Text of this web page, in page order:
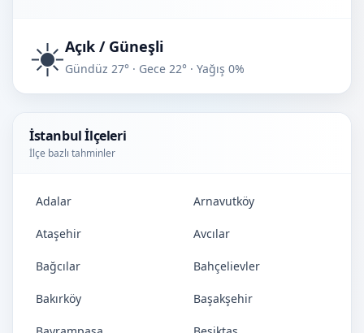
☀️Açık / Güneşli
Gündüz 27° · Gece 22° · Yağış 0%
İstanbul İlçeleri
İlçe bazlı tahminler
Adalar Arnavutköy
Ataşehir Avcılar
Bağcılar Bahçelievler
Bakırköy Başakşehir